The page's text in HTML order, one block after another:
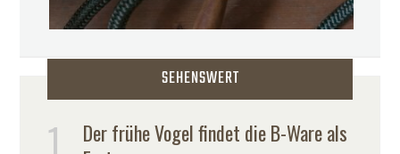
SEHENSWERT
Der frühe Vogel findet die B-Ware als